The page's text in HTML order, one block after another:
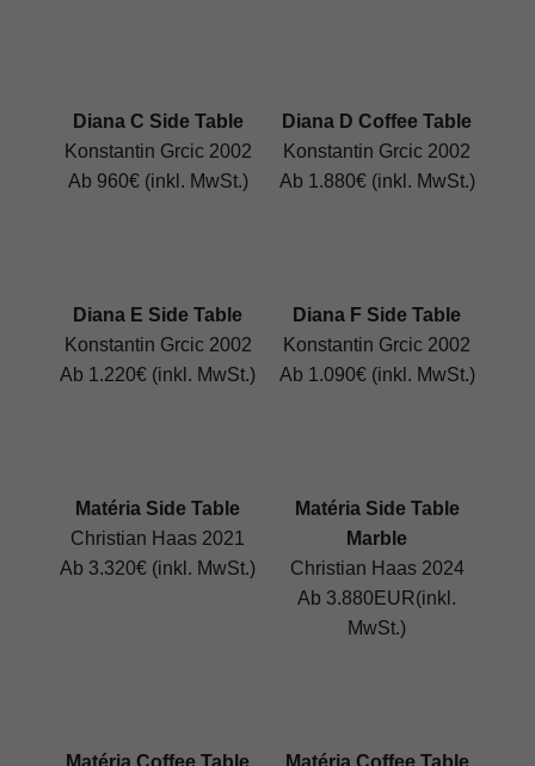
Diana C Side Table
Konstantin Grcic 2002
Ab 960€ (inkl. MwSt.)
Diana D Coffee Table
Konstantin Grcic 2002
Ab 1.880€ (inkl. MwSt.)
Diana E Side Table
Konstantin Grcic 2002
Ab 1.220€ (inkl. MwSt.)
Diana F Side Table
Konstantin Grcic 2002
Ab 1.090€ (inkl. MwSt.)
Matéria Side Table
Christian Haas 2021
Ab 3.320€ (inkl. MwSt.)
Matéria Side Table
Marble
Christian Haas 2024
Ab 3.880EUR(inkl.
MwSt.)